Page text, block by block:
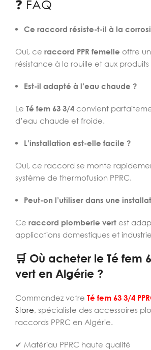
❓ FAQ
Ce raccord résiste-t-il à la
Oui, ce raccord PPR femelle offre
résistance à la rouille et aux produits
Est-il adapté à l’eau chaude ?
Le Té fem 63 3/4 convient
d’eau chaude et froide.
L’installation est-elle facile ?
Oui, ce raccord se monte
système de thermofusion PPRC.
Peut-on l’utiliser dans une
Ce raccord plomberie vert est
applications domestiques et
🛒 Où acheter le Té fem
vert en Algérie ?
Commandez votre Té fem 63 3/4
Store, spécialiste des accessoires
raccords PPRC en Algérie.
✔ Matériau PPRC haute qualité